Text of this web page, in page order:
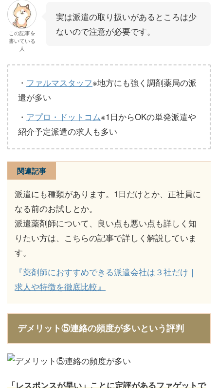
この記事を
書いている
人
実は派遣の取り扱いがあるところは少
ないので注意が必要です。
・ ファルマスタッフ※地方にも強く調剤薬局の派
遣が多い
・ アプロ・ドットコム※1日からOKの単発派遣や
紹介予定派遣の求人も多い
関連記事
派遣にも種類があります。1日だけとか、正社員に
なる前のお試しとか。
派遣薬剤師について、良い点も悪い点も詳しく知
りたい方は、こちらの記事で詳しく解説していま
す。
『薬剤師におすすめできる派遣会社は３社だけ｜
求人や特徴を徹底比較』
デメリット⑤連絡の頻度が多いという評判
「レスポンスが早い」ことに定評があるファゲットで